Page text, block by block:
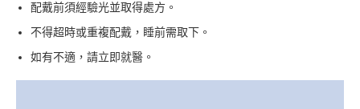
配戴前須經驗光並取得處方。
不得超時或重複配戴，睡前需取下。
如有不適，請立即就醫。